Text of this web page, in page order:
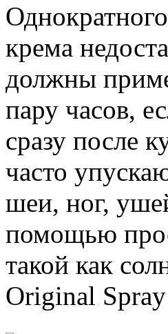
крема
должны
пару часов,
сразу после
часто
шеи, ног,
помощью
такой как
Original